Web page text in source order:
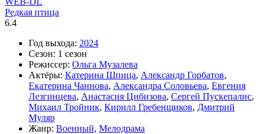
Редкая птица
6.4
Год выхода: 2024
Сезон: 1 сезон
Режиссер: Ольга Музалева
Актёры: Катерина Шпица, Александр Горбатов,
Екатерина Чаннова, Александра Соловьева, Евгения
Лезгинцева, Анастасия Цибизова, Сергей Пускепалис,
Михаил Тройник, Кирилл Гребенщиков, Дмитрий
Муляр
Жанр: Военный, Мелодрама